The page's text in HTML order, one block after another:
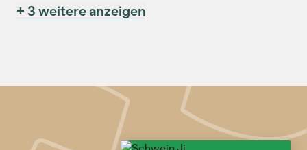
+ 3 weitere anzeigen